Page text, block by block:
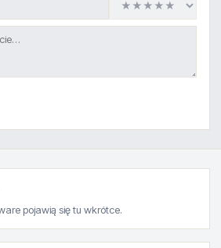
pojawią się tu wkrótce.